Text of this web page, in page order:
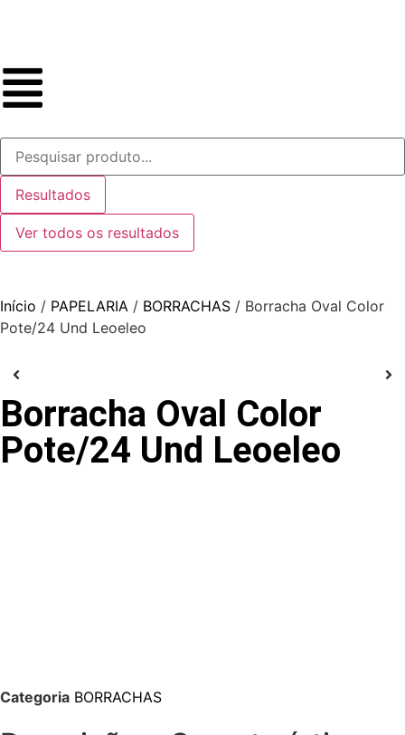
Resultados
Ver todos os resultados
Início / PAPELARIA / BORRACHAS / Borracha Oval Color
Pote/24 Und Leoeleo
Borracha Oval Color
Pote/24 Und Leoeleo
Categoria BORRACHAS